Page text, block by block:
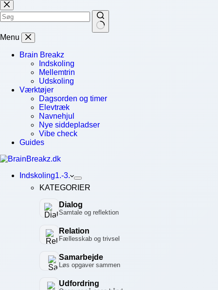
Skip
to
content
No
results
Menu
Brain Breakz
Indskoling
Mellemtrin
Udskoling
Værktøjer
Dagsorden og timer
Elevtræk
Navnehjul
Nye siddepladser
Vibe check
Guides
Indskoling1.-3.
KATEGORIER
Dialog
Samtale og reflektion
Relation
Fællesskab og trivsel
Samarbejde
Løs opgaver sammen
Udfordring